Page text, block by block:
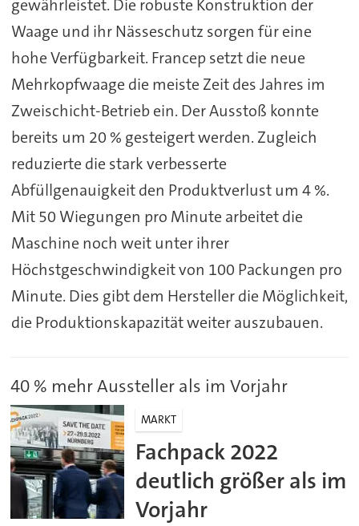
gewährleistet. Die robuste Konstruktion der
Waage und ihr Nässeschutz sorgen für eine
hohe Verfügbarkeit. Francep setzt die neue
Mehrkopfwaage die meiste Zeit des Jahres im
Zweischicht-Betrieb ein. Der Ausstoß konnte
bereits um 20 % gesteigert werden. Zugleich
reduzierte die stark verbesserte
Abfüllgenauigkeit den Produktverlust um 4 %.
Mit 50 Wiegungen pro Minute arbeitet die
Maschine noch weit unter ihrer
Höchstgeschwindigkeit von 100 Packungen pro
Minute. Dies gibt dem Hersteller die Möglichkeit,
die Produktionskapazität weiter auszubauen.
40 % mehr Aussteller als im Vorjahr
MARKT
Fachpack 2022
deutlich größer als im
Vorjahr